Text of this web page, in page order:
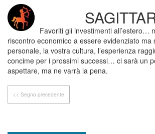
Favoriti gli investimenti all’estero…
riscontro economico a essere evidenziato ma
personale, la vostra cultura, l’esperienza
concime per i prossimi successi… ci sarà un
aspettare, ma ne varrà la pena.
<< Segno precedente